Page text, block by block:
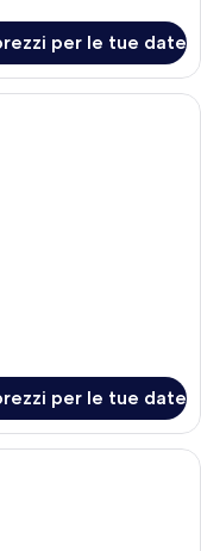
per le tue date
con un letto,
per le tue date
d'albergo con un letto